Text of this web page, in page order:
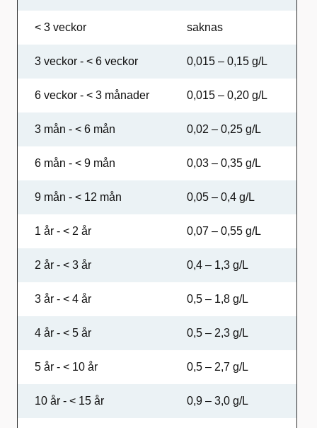
< 3 veckor saknas
3 veckor - < 6 veckor 0,015 – 0,15 g/L
6 veckor - < 3 månader 0,015 – 0,20 g/L
3 mån - < 6 mån 0,02 – 0,25 g/L
6 mån - < 9 mån 0,03 – 0,35 g/L
9 mån - < 12 mån 0,05 – 0,4 g/L
1 år - < 2 år 0,07 – 0,55 g/L
2 år - < 3 år 0,4 – 1,3 g/L
3 år - < 4 år 0,5 – 1,8 g/L
4 år - < 5 år 0,5 – 2,3 g/L
5 år - < 10 år 0,5 – 2,7 g/L
10 år - < 15 år 0,9 – 3,0 g/L